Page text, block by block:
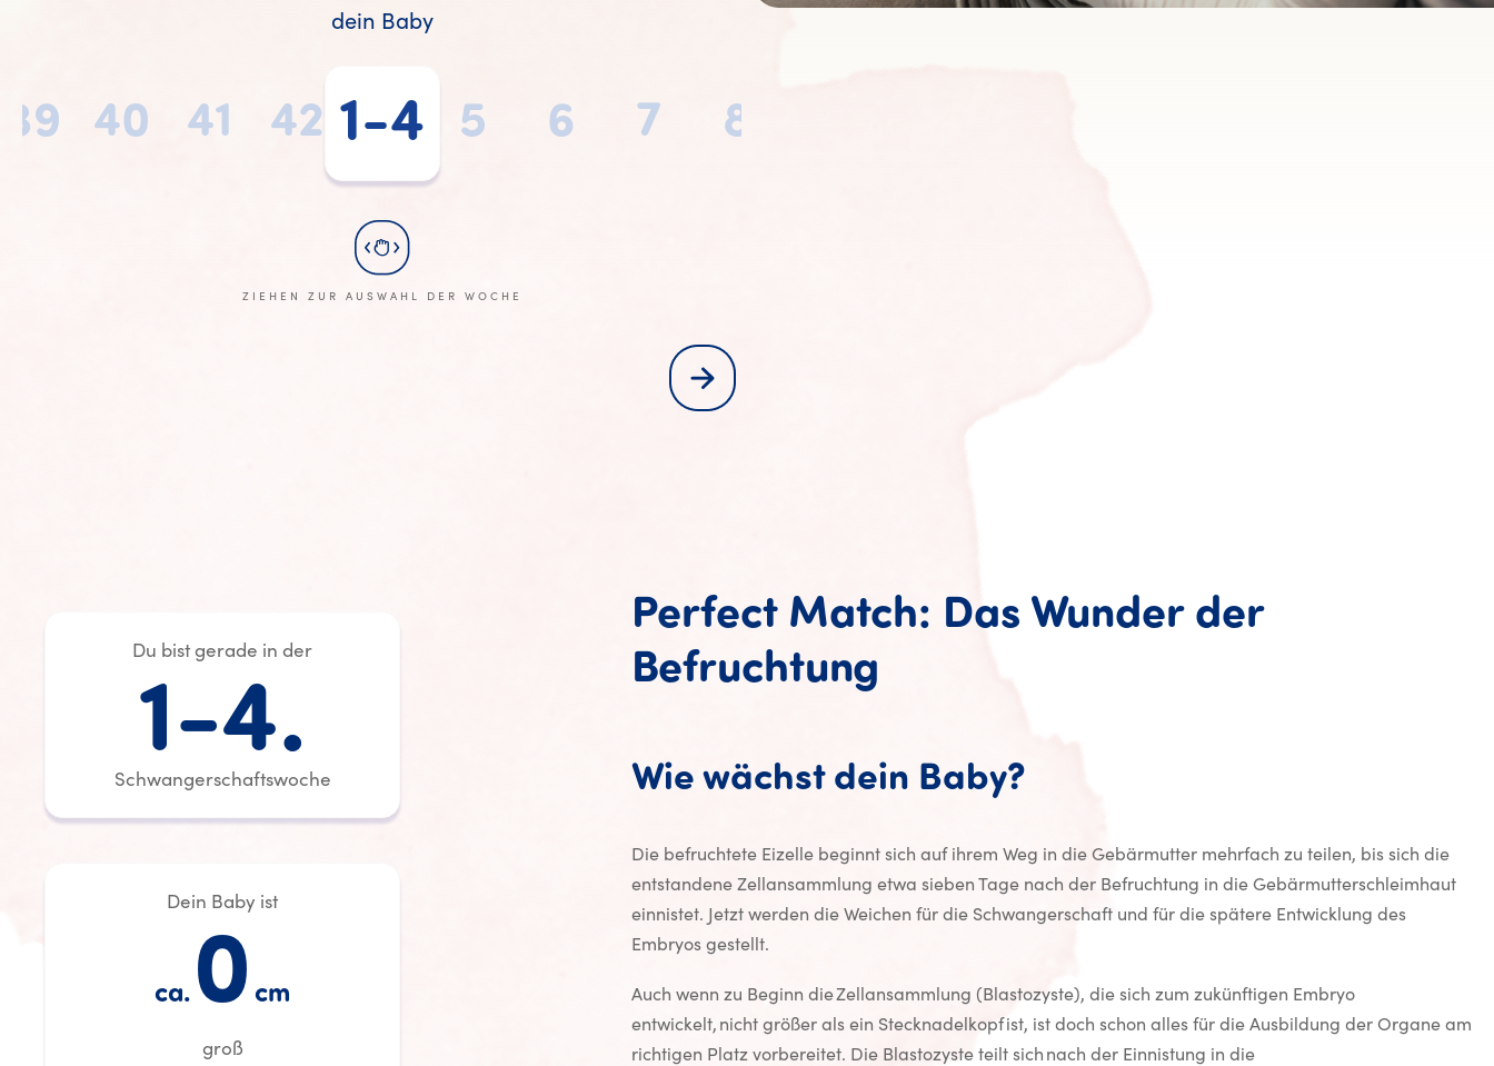
dein Baby
39 40 41 42 1-4 5 6 7 8
1-4
ZIEHEN ZUR AUSWAHL DER WOCHE
Du bist gerade in der
1-4.
Schwangerschaftswoche
Dein Baby ist
ca.
0
cm
groß
Perfect Match: Das Wunder der
Befruchtung
Wie wächst dein Baby?
Die befruchtete Eizelle beginnt sich auf ihrem Weg in die Gebärmutter mehrfach zu teilen, bis sich die
entstandene Zellansammlung etwa sieben Tage nach der Befruchtung in die Gebärmutterschleimhaut
einnistet. Jetzt werden die Weichen für die Schwangerschaft und für die spätere Entwicklung des
Embryos gestellt.
Auch wenn zu Beginn die Zellansammlung (Blastozyste), die sich zum zukünftigen Embryo
entwickelt, nicht größer als ein Stecknadelkopf ist, ist doch schon alles für die Ausbildung der Organe am
richtigen Platz vorbereitet. Die Blastozyste teilt sich nach der Einnistung in die